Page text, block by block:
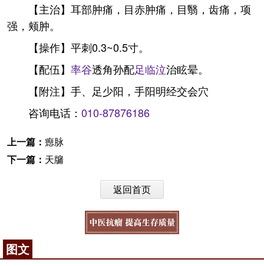
【主治】耳部肿痛，目赤肿痛，目翳，齿痛，项
强，颊肿。
【操作】平刺0.3~0.5寸。
【配伍】 率谷透角孙配足临泣治眩晕。
【附注】手、足少阳，手阳明经交会穴
咨询电话： 010-87876186
上一篇： 瘛脉
下一篇： 天牖
返回首页
图文